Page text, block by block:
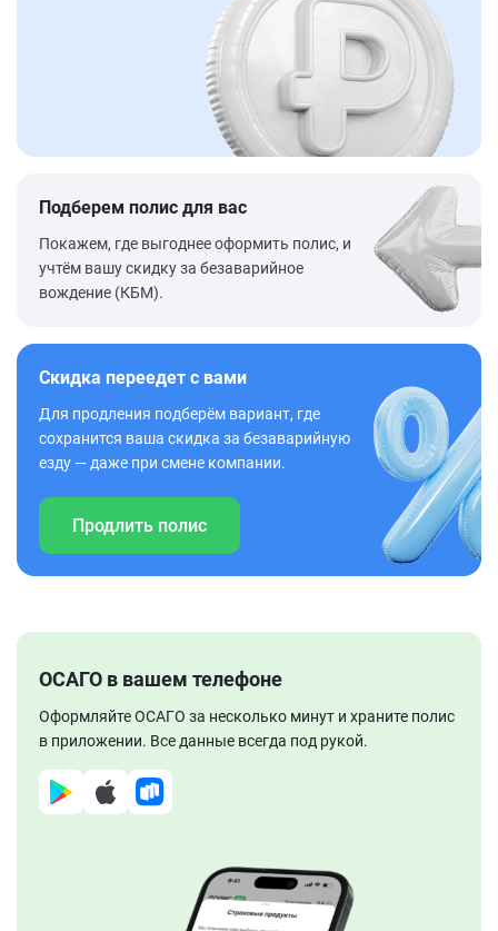
Подберем полис для вас
Покажем, где выгоднее оформить полис, и
учтём вашу скидку за безаварийное
вождение (КБМ).
Скидка переедет с вами
Для продления подберём вариант, где
сохранится ваша скидка за безаварийную
езду — даже при смене компании.
Продлить полис
ОСАГО в вашем телефоне
Оформляйте ОСАГО за несколько минут и храните полис
в приложении. Все данные всегда под рукой.